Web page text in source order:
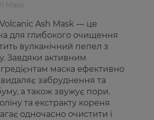
Ash Mask — це
для глибокого очищення
вулканічний пепел з
Завдяки активним
маска ефективно
забруднення та
а також звужує пори.
та екстракту кореня
одночасно очистити і